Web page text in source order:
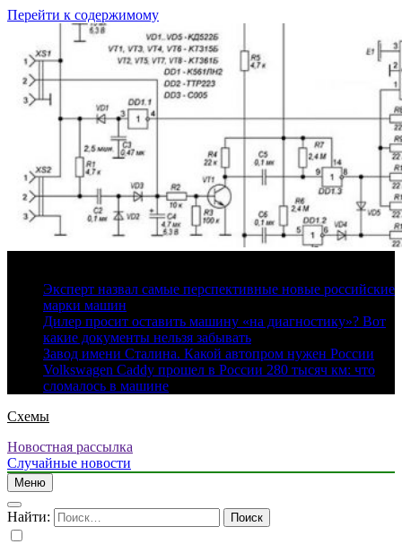
Перейти к содержимому
Эксперт назвал самые перспективные новые российские
марки машин
Дилер просит оставить машину «на диагностику»? Вот
какие документы нельзя забывать
Завод имени Сталина. Какой автопром нужен России
Volkswagen Caddy прошел в России 280 тысяч км: что
сломалось в машине
Схемы
Новостная рассылка
Случайные новости
Меню
Найти: